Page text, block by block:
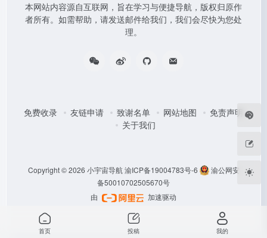
本网站内容源自互联网，旨在学习与便捷导航，版权归原作
者所有。如需帮助，请发送邮件给我们，我们会尽快为您处
理。
免费收录 友链申请 致谢名单 网站地图
免责声明
关于我们
Copyright © 2026 小宇宙导航 渝ICP备19004783号-6
渝公网安
备50010702505670号
由
加速驱动
首页 投稿 我的